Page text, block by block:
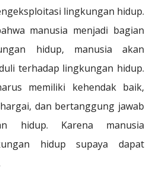
lingkungan hidup.
manusia menjadi bagian
hidup, manusia akan
terhadap lingkungan hidup.
memiliki kehendak baik,
dan bertanggung jawab
hidup. Karena manusia
hidup supaya dapat